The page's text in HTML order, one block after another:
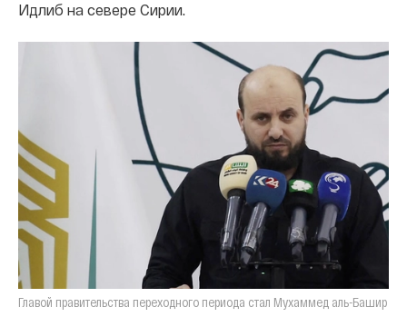
Идлиб на севере Сирии.
Главой правительства переходного периода стал Мухаммед аль-Башир